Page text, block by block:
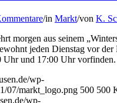
/in Markt/von K.
morgen aus seinem
jeden Dienstag vor der
Uhr und 17:00 Uhr vorfinden.
wp-
07/markt_logo.png 500 500
wp-